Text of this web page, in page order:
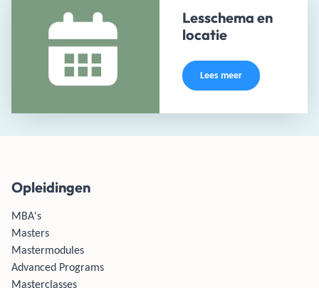
Lesschema en
locatie
Lees meer
Opleidingen
MBA's
Masters
Mastermodules
Advanced Programs
Masterclasses